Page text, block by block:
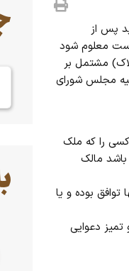
پس از
معلوم شود
مشتمل بر
مجلس شورای
کسی را که ملک
باشد مالک
بوده و یا
دعوایی